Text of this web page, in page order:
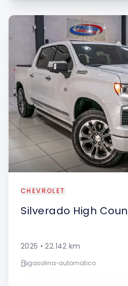
CHEVROLET
Silverado High
2025 •22.142 km
gasolina•automatico